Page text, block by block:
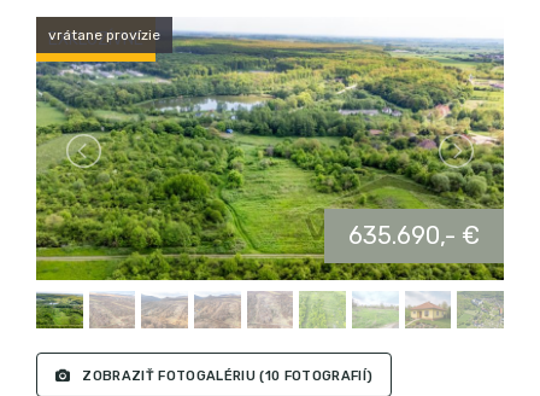
EXKLUZÍVNE
635.690,- €
vrátane provízie
ZOBRAZIŤ FOTOGALÉRIU(10 FOTOGRAFIÍ)